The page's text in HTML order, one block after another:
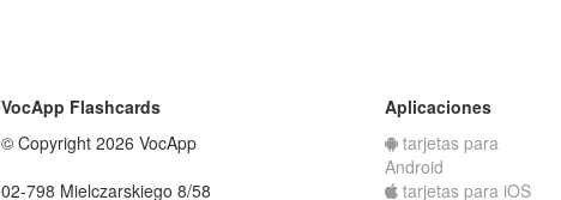
VocApp Flashcards
© Copyright 2026 VocApp
02-798 Mielczarskiego 8/58
Aplicaciones
tarjetas para
Android
tarjetas para iOS